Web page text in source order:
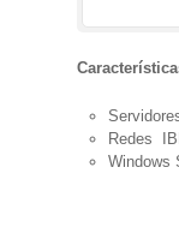
Redes
Windows